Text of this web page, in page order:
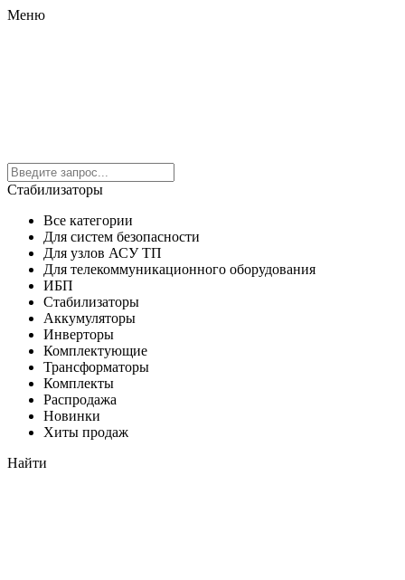
Меню
Стабилизаторы
Все категории
Для систем безопасности
Для узлов АСУ ТП
Для телекоммуникационного оборудования
ИБП
Стабилизаторы
Аккумуляторы
Инверторы
Комплектующие
Трансформаторы
Комплекты
Распродажа
Новинки
Хиты продаж
Найти